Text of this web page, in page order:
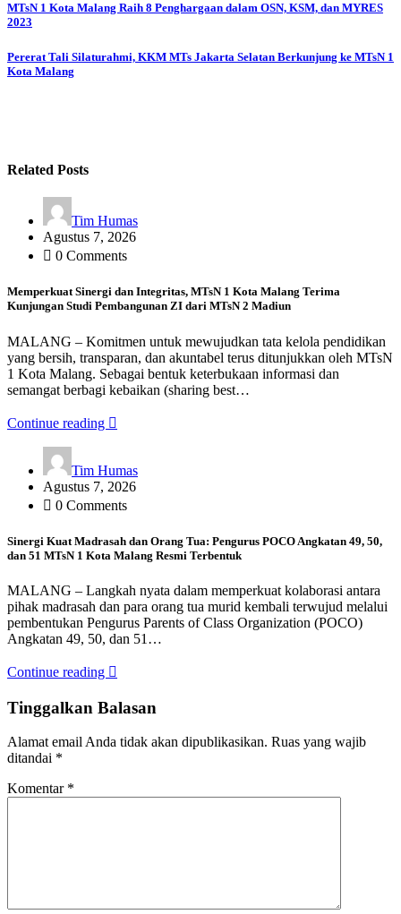
MTsN 1 Kota Malang Raih 8 Penghargaan dalam OSN, KSM, dan MYRES
2023
Pererat Tali Silaturahmi, KKM MTs Jakarta Selatan Berkunjung ke MTsN 1
Kota Malang
Related Posts
Tim Humas
Agustus 7, 2026
0 Comments
Memperkuat Sinergi dan Integritas, MTsN 1 Kota Malang Terima
Kunjungan Studi Pembangunan ZI dari MTsN 2 Madiun
MALANG – Komitmen untuk mewujudkan tata kelola pendidikan
yang bersih, transparan, dan akuntabel terus ditunjukkan oleh MTsN
1 Kota Malang. Sebagai bentuk keterbukaan informasi dan
semangat berbagi kebaikan (sharing best…
Continue reading
Tim Humas
Agustus 7, 2026
0 Comments
Sinergi Kuat Madrasah dan Orang Tua: Pengurus POCO Angkatan 49, 50,
dan 51 MTsN 1 Kota Malang Resmi Terbentuk
MALANG – Langkah nyata dalam memperkuat kolaborasi antara
pihak madrasah dan para orang tua murid kembali terwujud melalui
pembentukan Pengurus Parents of Class Organization (POCO)
Angkatan 49, 50, dan 51…
Continue reading
Tinggalkan Balasan
Alamat email Anda tidak akan dipublikasikan. Ruas yang wajib
ditandai *
Komentar *